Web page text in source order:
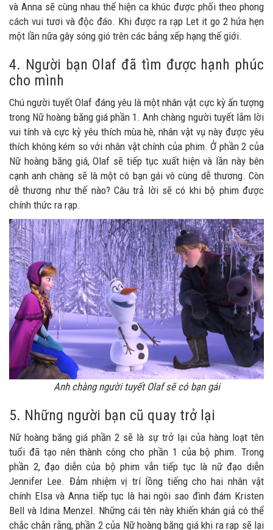
và Anna sẽ cùng nhau thể hiện ca khúc được phối theo phong
cách vui tươi và độc đáo. Khi được ra rạp Let it go 2 hứa hẹn
một lần nữa gây sóng gió trên các bảng xếp hạng thế giới.
4. Người bạn Olaf đã tìm được hạnh phúc
cho mình
Chú người tuyết Olaf đáng yêu là một nhân vật cực kỳ ấn tượng
trong Nữ hoàng băng giá phần 1. Anh chàng người tuyết lắm lời
vui tính và cực kỳ yêu thích mùa hè, nhân vật vụ này được yêu
thích không kém so với nhân vật chính của phim. Ở phần 2 của
Nữ hoàng băng giá, Olaf sẽ tiếp tục xuất hiện và lần này bên
cạnh anh chàng sẽ là một cô bạn gái vô cùng dễ thương. Còn
dễ thương như thế nào? Câu trả lời sẽ có khi bộ phim được
chính thức ra rạp.
Anh chàng người tuyết Olaf sẽ có bạn gái
5. Những người bạn cũ quay trở lại
Nữ hoàng băng giá phần 2 sẽ là sự trở lại của hàng loạt tên
tuổi đã tạo nên thành công cho phần 1 của bộ phim. Trong
phần 2, đạo diễn của bộ phim vẫn tiếp tục là nữ đạo diễn
Jennifer Lee. Đảm nhiệm vị trí lồng tiếng cho hai nhân vật
chính Elsa và Anna tiếp tục là hai ngôi sao đình đám Kristen
Bell và Idina Menzel. Những cái tên này khiến khán giả có thể
chắc chắn rằng, phần 2 của Nữ hoàng băng giá khi ra rạp sẽ lại